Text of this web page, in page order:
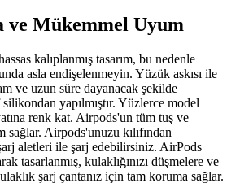
Mükemmel Uyum
kalıplanmış tasarım, bu nedenle
asla endişelenmeyin. Yüzük askısı ile
ve uzun süre dayanacak şekilde
silikondan yapılmıştır. Yüzlerce model
renk kat. Airpods'un tüm tuş ve
sağlar. Airpods'unuzu kılıfından
aletleri ile şarj edebilirsiniz. AirPods
tasarlanmış, kulaklığınızı düşmelere ve
şarj çantanız için tam koruma sağlar.